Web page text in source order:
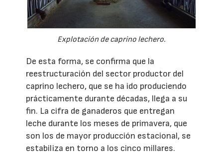
Explotación de caprino lechero.
De esta forma, se confirma que la
reestructuración del sector productor del
caprino lechero, que se ha ido produciendo
prácticamente durante décadas, llega a su
fin. La cifra de ganaderos que entregan
leche durante los meses de primavera, que
son los de mayor producción estacional, se
estabiliza en torno a los cinco millares.